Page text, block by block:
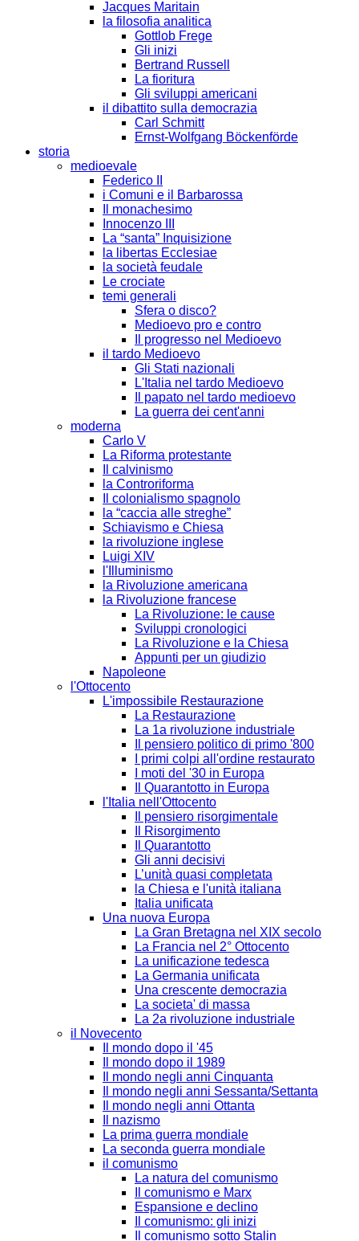
Jacques Maritain
la filosofia analitica
Gottlob Frege
Gli inizi
Bertrand Russell
La fioritura
Gli sviluppi americani
il dibattito sulla democrazia
Carl Schmitt
Ernst-Wolfgang Böckenförde
storia
medioevale
Federico II
i Comuni e il Barbarossa
Il monachesimo
Innocenzo III
La “santa” Inquisizione
la libertas Ecclesiae
la società feudale
Le crociate
temi generali
Sfera o disco?
Medioevo pro e contro
Il progresso nel Medioevo
il tardo Medioevo
Gli Stati nazionali
L'Italia nel tardo Medioevo
Il papato nel tardo medioevo
La guerra dei cent'anni
moderna
Carlo V
La Riforma protestante
Il calvinismo
la Controriforma
Il colonialismo spagnolo
la “caccia alle streghe”
Schiavismo e Chiesa
la rivoluzione inglese
Luigi XIV
l'Illuminismo
la Rivoluzione americana
la Rivoluzione francese
La Rivoluzione: le cause
Sviluppi cronologici
La Rivoluzione e la Chiesa
Appunti per un giudizio
Napoleone
l'Ottocento
L'impossibile Restaurazione
La Restaurazione
La 1a rivoluzione industriale
Il pensiero politico di primo '800
I primi colpi all'ordine restaurato
I moti del '30 in Europa
Il Quarantotto in Europa
l'Italia nell'Ottocento
Il pensiero risorgimentale
Il Risorgimento
Il Quarantotto
Gli anni decisivi
L’unità quasi completata
la Chiesa e l'unità italiana
Italia unificata
Una nuova Europa
La Gran Bretagna nel XIX secolo
La Francia nel 2° Ottocento
La unificazione tedesca
La Germania unificata
Una crescente democrazia
La societa' di massa
La 2a rivoluzione industriale
il Novecento
Il mondo dopo il '45
Il mondo dopo il 1989
Il mondo negli anni Cinquanta
Il mondo negli anni Sessanta/Settanta
Il mondo negli anni Ottanta
Il nazismo
La prima guerra mondiale
La seconda guerra mondiale
il comunismo
La natura del comunismo
Il comunismo e Marx
Espansione e declino
Il comunismo: gli inizi
Il comunismo sotto Stalin